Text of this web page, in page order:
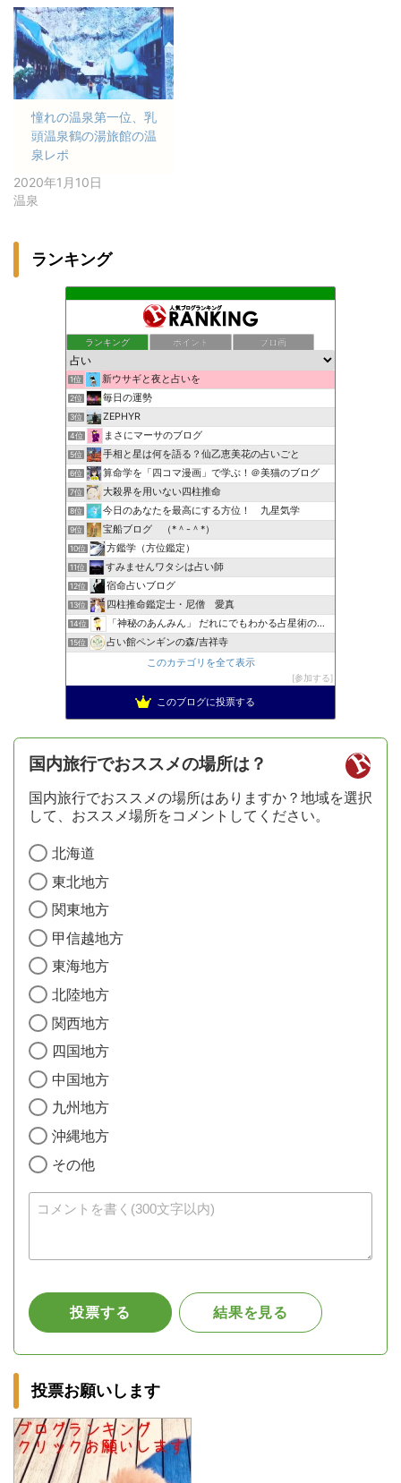
憧れの温泉第一位、乳
頭温泉鶴の湯旅館の温
泉レポ
2020年1月10日
温泉
ランキング
ランキング ポイント ブロ画
1位 新ウサギと夜と占いを
2位 毎日の運勢
3位 ZEPHYR
4位 まさにマーサのブログ
5位 手相と星は何を語る？仙乙恵美花の占いごと
6位 算命学を「四コマ漫画」で学ぶ！＠美猫のブログ
7位 大殺界を用いない四柱推命
8位 今日のあなたを最高にする方位！ 九星気学
9位 宝船ブログ （*＾-＾*）
10位 方鑑学（方位鑑定）
11位 すみませんワタシは占い師
12位 宿命占いブログ
13位 四柱推命鑑定士・尼僧 愛真
14位 「神秘のあんみん」 だれにでもわかる占星術の極意『サビアン…
15位
占い館ペンギンの森/吉祥寺
このカテゴリを全て表示
参加する
このブログに投票する
投票お願いします